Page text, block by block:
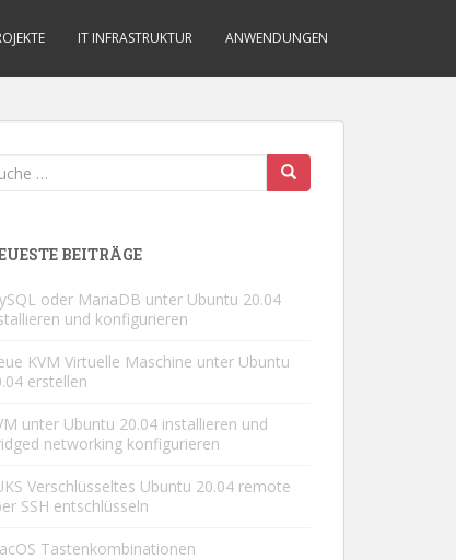
IT INFRASTRUKTUR ANWENDUNGEN
BEITRÄGE
oder MariaDB unter Ubuntu 20.04
und konfigurieren
KVM Virtuelle Maschine unter Ubuntu
erstellen
unter Ubuntu 20.04 installieren und
networking konfigurieren
Verschlüsseltes Ubuntu 20.04 remote
SSH entschlüsseln
Tastenkombinationen